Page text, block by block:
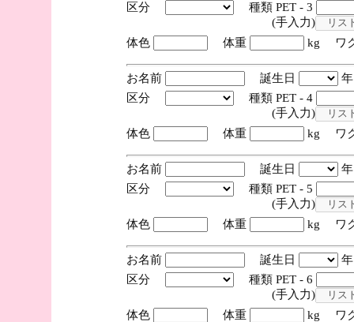
区分
種類 PET - 3
(手入力)
体色
体重 kg ワ
お名前 誕生日
区分
種類 PET - 4
(手入力)
体色
体重 kg ワ
お名前 誕生日
区分
種類 PET - 5
(手入力)
体色
体重 kg ワ
お名前 誕生日
区分
種類 PET - 6
(手入力)
体色
体重 kg ワ